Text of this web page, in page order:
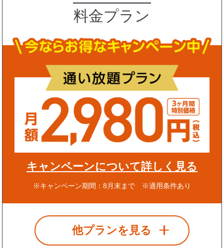
料金プラン
キャンペーンについて詳しく見る
※キャンペーン期間：8月末まで ※適用条件あり
他プランを見る